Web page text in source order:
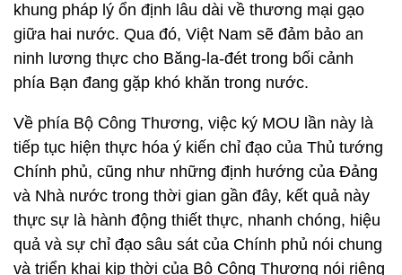
khung pháp lý ổn định lâu dài về thương mại gạo
giữa hai nước. Qua đó, Việt Nam sẽ đảm bảo an
ninh lương thực cho Băng-la-đét trong bối cảnh
phía Bạn đang gặp khó khăn trong nước.
Về phía Bộ Công Thương, việc ký MOU lần này là
tiếp tục hiện thực hóa ý kiến chỉ đạo của Thủ tướng
Chính phủ, cũng như những định hướng của Đảng
và Nhà nước trong thời gian gần đây, kết quả này
thực sự là hành động thiết thực, nhanh chóng, hiệu
quả và sự chỉ đạo sâu sát của Chính phủ nói chung
và triển khai kịp thời của Bộ Công Thương nói riêng